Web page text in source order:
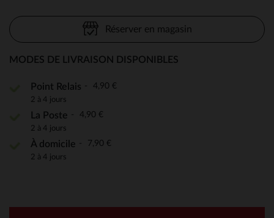
Réserver en magasin
MODES DE LIVRAISON DISPONIBLES
Point Relais 4,90 €
2 à 4 jours
La Poste 4,90 €
2 à 4 jours
À domicile 7,90 €
2 à 4 jours